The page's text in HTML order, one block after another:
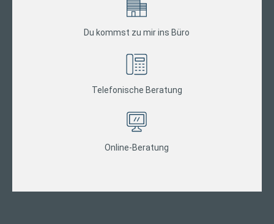
Du kommst zu mir ins Büro
Telefonische Beratung
Online-Beratung